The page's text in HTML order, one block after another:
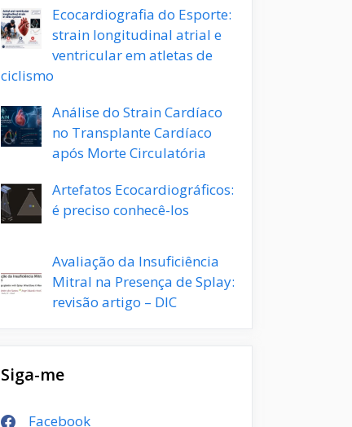
Ecocardiografia do Esporte:
strain longitudinal atrial e
ventricular em atletas de
ciclismo
Análise do Strain Cardíaco
no Transplante Cardíaco
após Morte Circulatória
Artefatos Ecocardiográficos:
é preciso conhecê-los
Avaliação da Insuficiência
Mitral na Presença de Splay:
revisão artigo – DIC
Siga-me
Facebook